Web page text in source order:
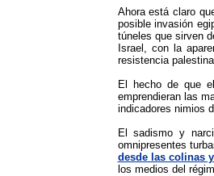
Ahora está claro
posible invasión
túneles que sirven
Israel, con la
resistencia
El hecho de que
emprendieran las
indicadores nimios
El sadismo y
omnipresentes
desde las colinas
los medios del